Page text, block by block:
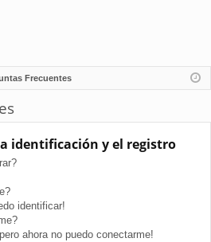
Frecuentes
identificación y el registro
identificar!
ahora no puedo conectarme!